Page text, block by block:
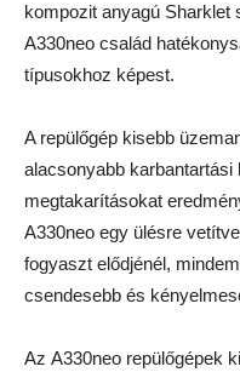
kompozit anyagú Sharklet
A330neo család
típusokhoz képest.
A repülőgép kisebb
alacsonyabb
megtakarításokat
A330neo egy ülésre
fogyaszt elődjénél,
csendesebb és
Az A330neo repülőgépek